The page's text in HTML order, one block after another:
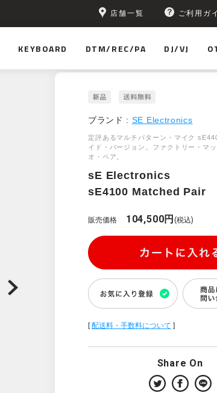
店舗一覧 ご利用ガ
KEYBOARD DTM/REC/PA DJ/VJ
ブランド : SE Electronics
定評あるマルチパターン・マイク
イド・バージョン。ファクトリー・マ
オ・ペア。
sE Electronics
sE4100 Matched Pair
販売価格 104,500円(税込)
[配送料・手数料について ]
Share On